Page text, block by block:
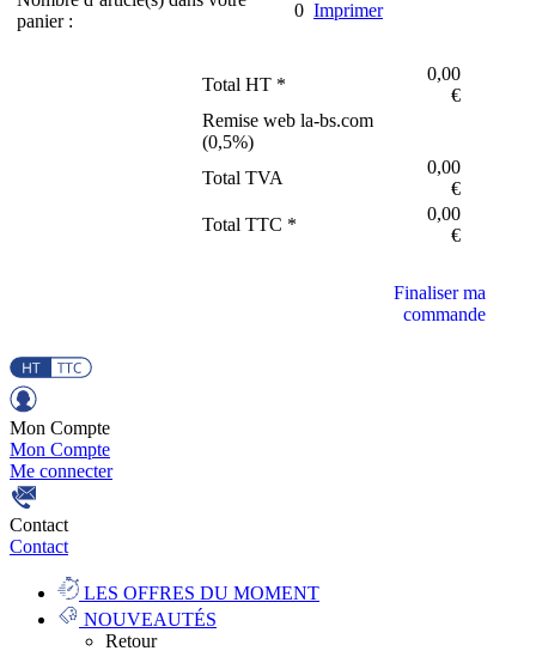
panier :
0 Imprimer
Total HT *
0,00
€
Remise web la-bs.com
(0,5%)
Total TVA
0,00
€
Total TTC *
0,00
€
Finaliser ma
commande
Mon Compte
Mon Compte
Me connecter
Contact
Contact
LES OFFRES DU MOMENT
NOUVEAUTÉS
Retour